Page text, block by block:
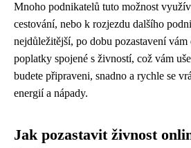
Mnoho podnikatelů tuto možnost
cestování, nebo k rozjezdu dalšího
nejdůležitější, po dobu pozastavení vám
poplatky spojené s živností, což vám
budete připraveni, snadno a rychle se
energií a nápady.
Jak pozastavit živnost